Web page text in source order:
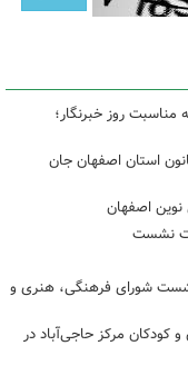
روز خبرنگار؛
استان اصفهان جان
اصفهان
نشست
نشست شورای فرهنگی، هنری و
کودکان مرکز حاجی‌آباد در